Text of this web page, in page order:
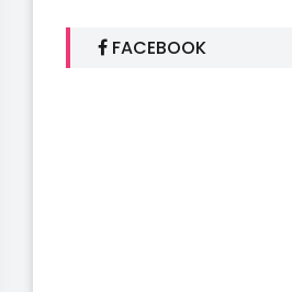
FACEBOOK